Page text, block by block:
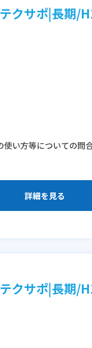
クサポ|長期/
い方等についての問
詳細を見る
クサポ|長期/